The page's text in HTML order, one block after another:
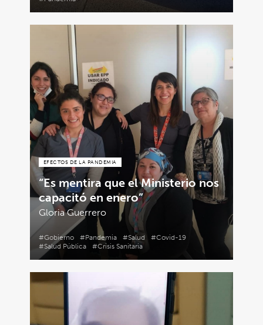
EFECTOS DE LA PANDEMIA
“Es mentira que el Ministerio nos
capacitó en enero”
Gloria Guerrero
#Gobierno #Pandemia #Salud
#Covid-19
#Salud Pública
#Crisis Sanitaria